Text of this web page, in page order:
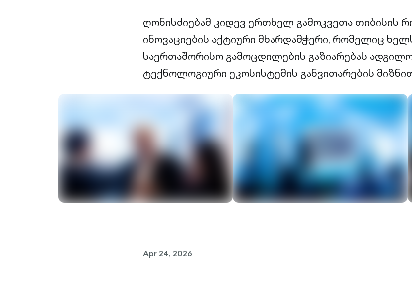
ღონისძიებამ კიდევ ერთხელ გამოკვეთა თიბისის
ინოვაციების აქტიური მხარდამჭერი, რომელიც
საერთაშორისო გამოცდილების გაზიარებას
ტექნოლოგიური ეკოსისტემის განვითარების
Apr 24, 2026